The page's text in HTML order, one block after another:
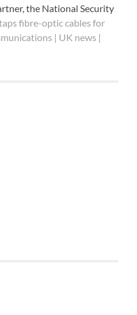
the National Security
fibre-optic cables for
| UK news |